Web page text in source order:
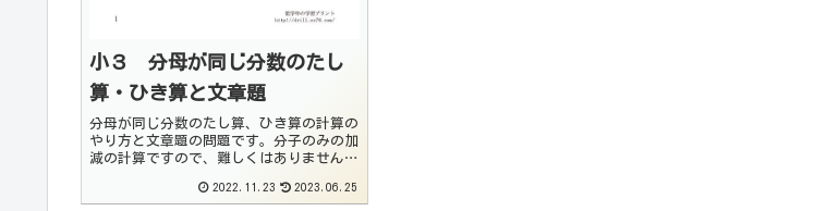
小３ 分母が同じ分数のたし
算・ひき算と文章題
分母が同じ分数のたし算、ひき算の計算の
やり方と文章題の問題です。分子のみの加
減の計算ですので、難しくはありません
方と図で表して説明出来るようにしましょ
2022.11.23 2023.06.25